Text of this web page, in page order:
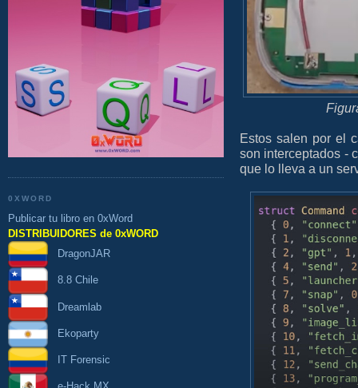
0XWORD
Publicar tu libro en 0xWord
DISTRIBUIDORES de 0xWORD
DragonJAR
8.8 Chile
Dreamlab
Ekoparty
IT Forensic
Estos salen por el
son interceptados -
que lo lleva a un